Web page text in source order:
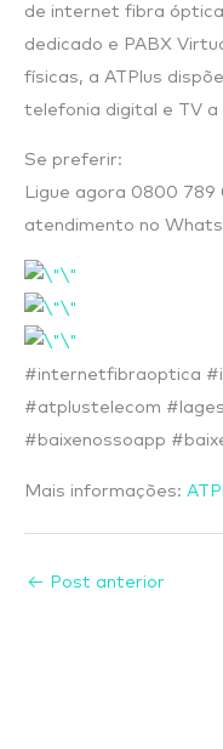
de internet fibra
dedicado e PABX
físicas, a ATPlus
telefonia digital e TV a
Se preferir:
Ligue agora 0800
atendimento no
#internetfibraoptica
#atplustelecom
#baixenossoapp
Mais informações:
← Post anterior